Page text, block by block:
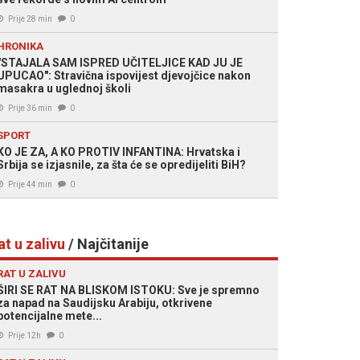
Prije 28 min 0
SAM ISPRED UČITELJICE KAD JU JE
Stravična ispovijest djevojčice nakon
u uglednoj školi
Prije 36 min 0
JE ZA, A KO PROTIV INFANTINA: Hrvatska i
se izjasnile, za šta će se opredijeliti BiH?
Prije 44 min 0
u zalivu / Najčitanije
U ZALIVU
SE RAT NA BLISKOM ISTOKU: Sve je spremno
napad na Saudijsku Arabiju, otkrivene
mete...
Prije 12h 0